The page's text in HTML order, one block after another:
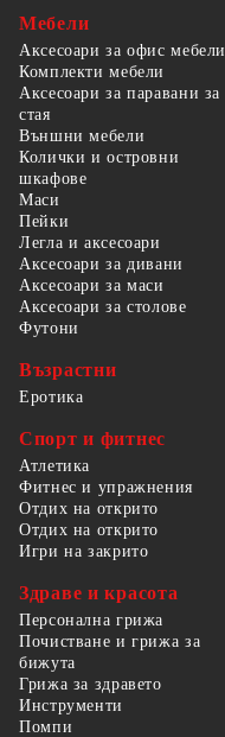
Мебели
Аксесоари за офис мебели
Комплекти мебели
Аксесоари за паравани за
стая
Външни мебели
Колички и островни
шкафове
Маси
Пейки
Легла и аксесоари
Аксесоари за дивани
Аксесоари за маси
Аксесоари за столове
Футони
Възрастни
Еротика
Спорт и фитнес
Атлетика
Фитнес и упражнения
Отдих на открито
Отдих на открито
Игри на закрито
Здраве и красота
Персонална грижа
Почистване и грижа за
бижута
Грижа за здравето
Инструменти
Помпи